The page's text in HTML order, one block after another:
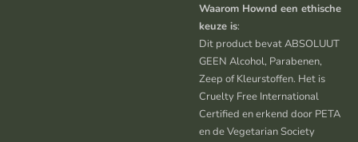
Waarom Hownd een ethische
keuze is:
Dit product bevat ABSOLUUT
GEEN Alcohol, Parabenen,
Zeep of Kleurstoffen. Het is
Cruelty Free International
Certified en erkend door PETA
en de Vegetarian Society